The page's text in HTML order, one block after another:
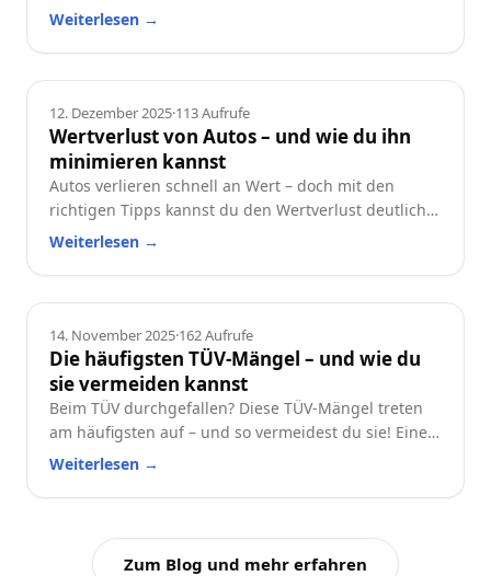
und worauf du beim Neu- oder Gebrauchtwagen
Weiterlesen →
Ratgeber
12. Dezember 2025·113Aufrufe
Wertverlust von Autos – und wie du ihn
minimieren kannst
Autos verlieren schnell an Wert – doch mit den
richtigen Tipps kannst du den Wertverlust deutlich
reduzieren. Erfahre, welche Faktoren besonders
wertstabil hältst.
Weiterlesen →
Ratgeber
14. November 2025·162Aufrufe
Die häufigsten TÜV-Mängel – und wie du
sie vermeiden kannst
Beim TÜV durchgefallen? Diese TÜV-Mängel treten
am häufigsten auf – und so vermeidest du sie! Eine
praktische Checkliste für alle Autofahrer.
Weiterlesen →
Zum Blog und mehr erfahren